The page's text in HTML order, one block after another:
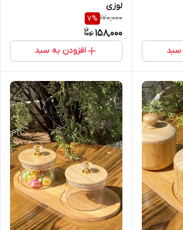
سبد
لوزی
170,000
7%
158,000
افزودن به سبد